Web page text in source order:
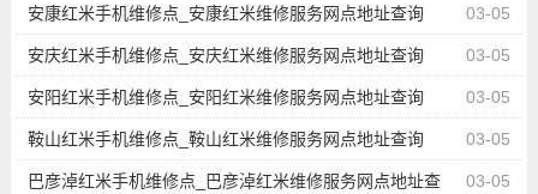
点地址查询 03-05
安康红米手机维修点_安康红米维修服务网点地址查询
03-05
安庆红米手机维修点_安庆红米维修服务网点地址查询
03-05
安阳红米手机维修点_安阳红米维修服务网点地址查询
03-05
鞍山红米手机维修点_鞍山红米维修服务网点地址查询
03-05
巴彦淖红米手机维修点_巴彦淖红米维修服务网点地址查